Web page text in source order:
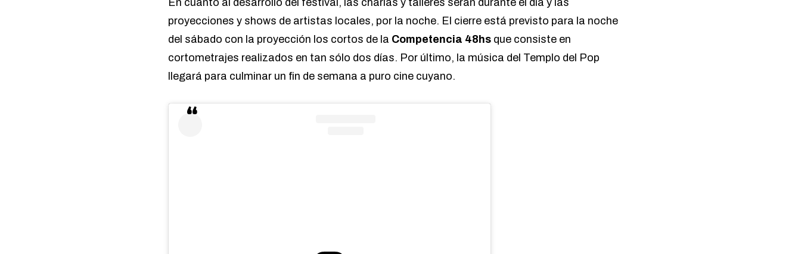
En cuanto al desarrollo del festival, las charlas y talleres serán durante el día y las
proyecciones y shows de artistas locales, por la noche. El cierre está previsto para la noche
del sábado con la proyección los cortos de la Competencia 48hs que consiste en
cortometrajes realizados en tan sólo dos días. Por último, la música del Templo del Pop
llegará para culminar un fin de semana a puro cine cuyano.